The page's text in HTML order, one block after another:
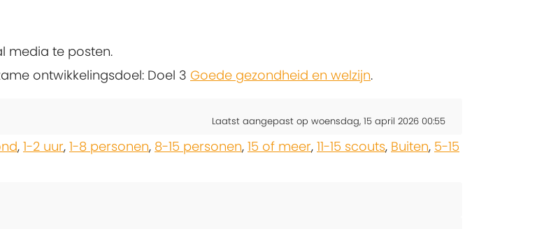
media te posten.
ontwikkelingsdoel: Doel 3 Goede gezondheid en welzijn.
Laatst aangepast op woensdag, 15 april 2026 00:55
, 1-2 uur, 1-8 personen, 8-15 personen, 15 of meer, 11-15 scouts, Buiten, 5-15